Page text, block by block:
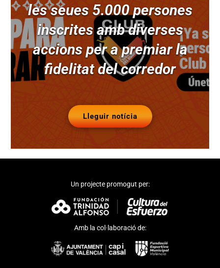
les seues 5.000 persones
inscrites amb diverses
accions per a premiar la
fidelitat del corredor
Lleguir notícia
Un projecte promogut per:
Amb la col·laboració de: